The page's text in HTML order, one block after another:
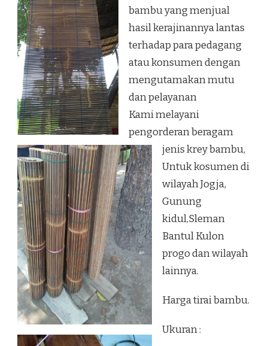
bambu yang menjual
hasil kerajinannya lantas
terhadap para pedagang
atau konsumen dengan
mengutamakan mutu
dan pelayanan
Kami melayani
pengorderan beragam
jenis krey bambu,
Untuk kosumen di
wilayah Jogja,
Gunung
kidul,Sleman
Bantul Kulon
progo dan wilayah
lainnya.
Harga tirai bambu.
Ukuran :